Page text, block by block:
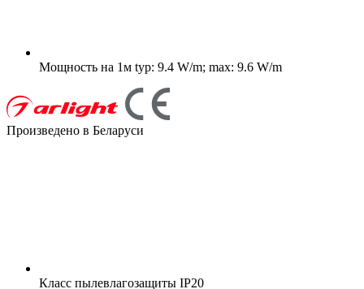
Мощность на 1м typ: 9.4 W/m; max: 9.6 W/m
Произведено в Беларуси
Класс пылевлагозащиты IP20